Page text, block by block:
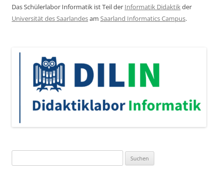
Das Schülerlabor Informatik ist Teil der Informatik Didaktikder
Universität des Saarlandesam Saarland Informatics Campus.
nach: